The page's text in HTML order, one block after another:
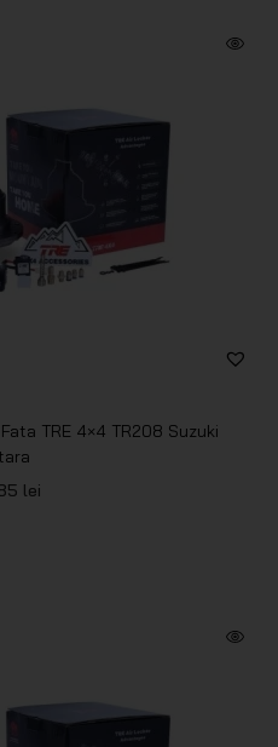
TRE 4×4 TR208 Suzuki
lei